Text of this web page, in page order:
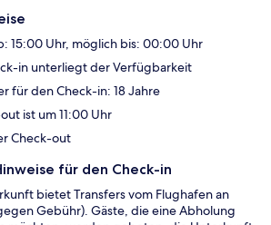
15:00 Uhr, möglich bis: 00:00 Uhr
in unterliegt der Verfügbarkeit
für den Check-in: 18 Jahre
ist um 11:00 Uhr
Check-out
für den Check-in
bietet Transfers vom Flughafen an
Gebühr). Gäste, die eine Abholung